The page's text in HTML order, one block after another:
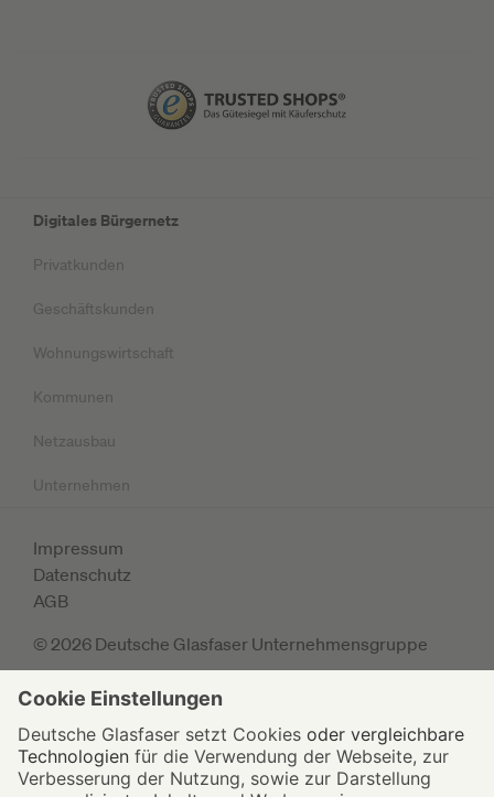
Digitales Bürgernetz
Privatkunden
Geschäftskunden
Wohnungswirtschaft
Kommunen
Netzausbau
Unternehmen
Impressum
Datenschutz
AGB
© 2026 Deutsche Glasfaser Unternehmensgruppe